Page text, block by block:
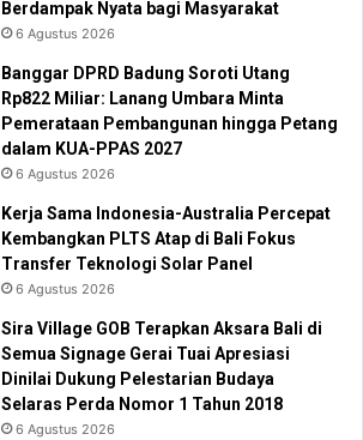
Berdampak Nyata bagi Masyarakat
6 Agustus 2026
Banggar DPRD Badung Soroti Utang
Rp822 Miliar: Lanang Umbara Minta
Pemerataan Pembangunan hingga Petang
dalam KUA-PPAS 2027
6 Agustus 2026
Kerja Sama Indonesia-Australia Percepat
Kembangkan PLTS Atap di Bali Fokus
Transfer Teknologi Solar Panel
6 Agustus 2026
Sira Village GOB Terapkan Aksara Bali di
Semua Signage Gerai Tuai Apresiasi
Dinilai Dukung Pelestarian Budaya
Selaras Perda Nomor 1 Tahun 2018
6 Agustus 2026